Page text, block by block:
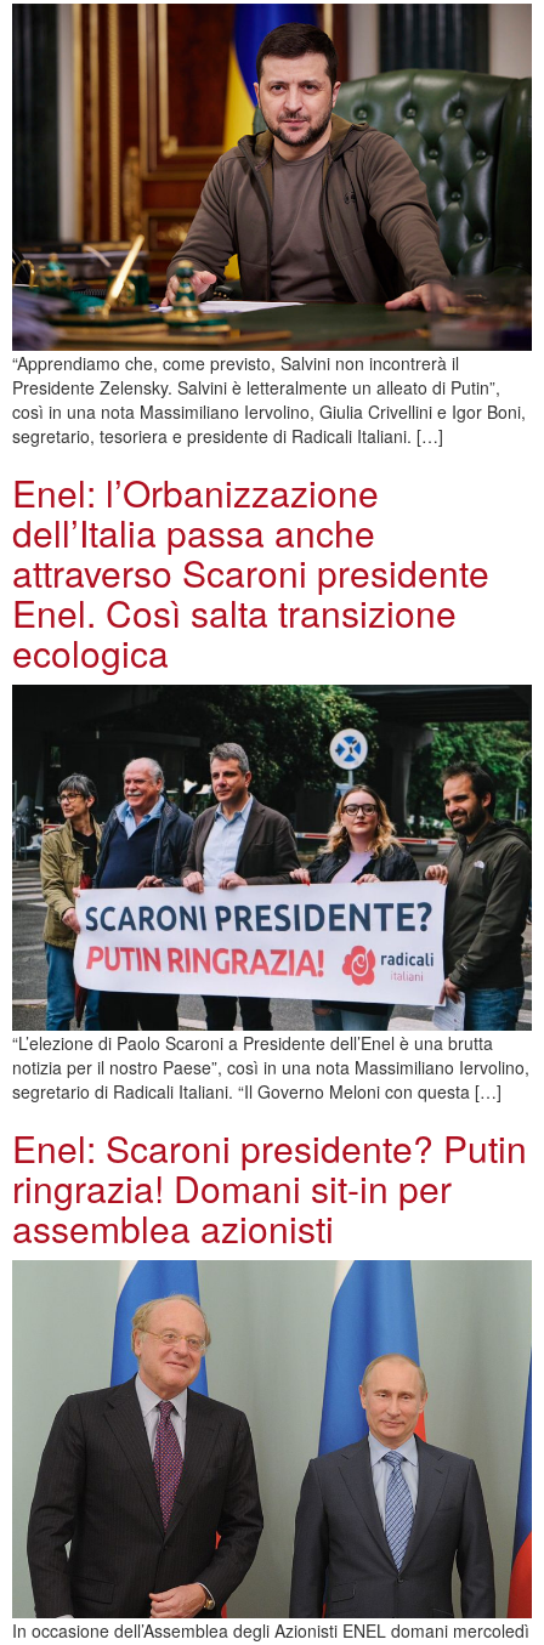
“Apprendiamo che, come previsto, Salvini non incontrerà il
Presidente Zelensky. Salvini è letteralmente un alleato di Putin”,
così in una nota Massimiliano Iervolino, Giulia Crivellini e Igor Boni,
segretario, tesoriera e presidente di Radicali Italiani. […]
Enel: l’Orbanizzazione
dell’Italia passa anche
attraverso Scaroni presidente
Enel. Così salta transizione
ecologica
“L’elezione di Paolo Scaroni a Presidente dell’Enel è una brutta
notizia per il nostro Paese”, così in una nota Massimiliano Iervolino,
segretario di Radicali Italiani. “Il Governo Meloni con questa […]
Enel: Scaroni presidente? Putin
ringrazia! Domani sit-in per
assemblea azionisti
In occasione dell’Assemblea degli Azionisti ENEL domani mercoledì